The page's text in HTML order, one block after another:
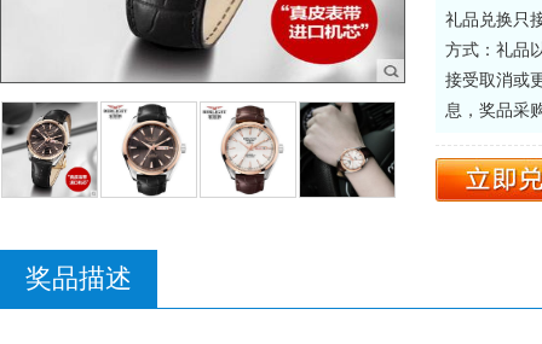
礼品兑换只
方式：礼品
接受取消或
息，奖品采
奖品描述